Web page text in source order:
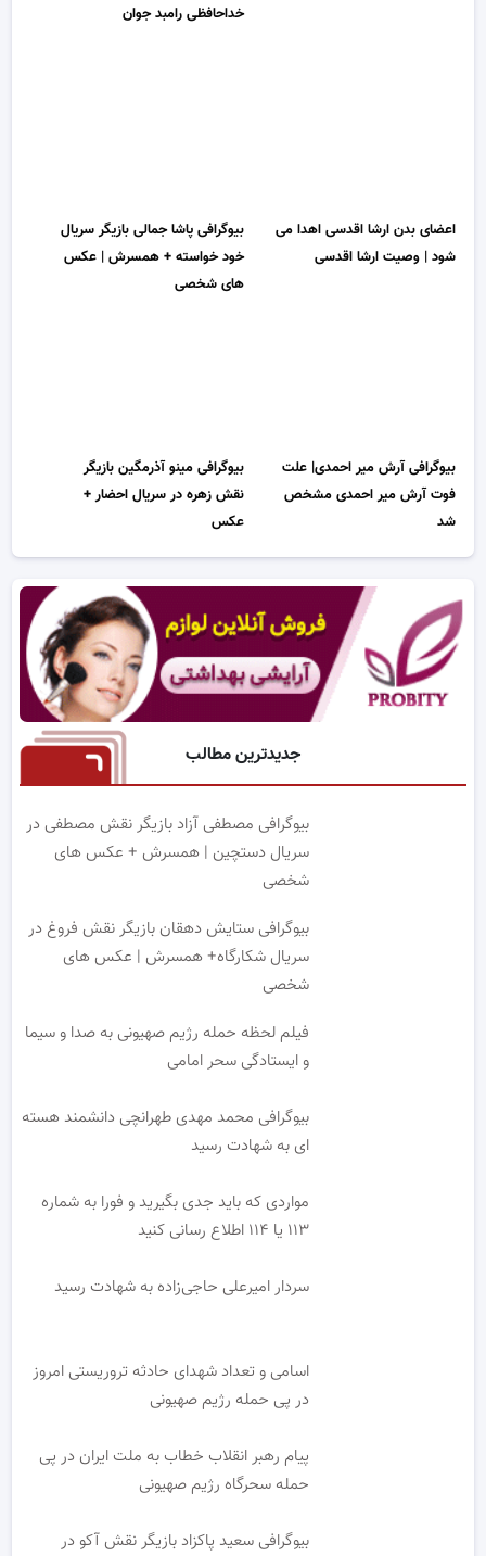
خداحافظی رامبد جوان
اعضای بدن ارشا اقدسی اهدا می
شود | وصیت ارشا اقدسی
بیوگرافی پاشا جمالی بازیگر سریال
خود خواسته + همسرش | عکس
های شخصی
بیوگرافی آرش میر احمدی| علت
فوت آرش میر احمدی مشخص
شد
بیوگرافی مینو آذرمگین بازیگر
نقش زهره در سریال احضار +
عکس
جدیدترین مطالب
بیوگرافی مصطفی آزاد بازیگر نقش مصطفی در
سریال دستچین | همسرش + عکس های
شخصی
بیوگرافی ستایش دهقان بازیگر نقش فروغ در
سریال شکارگاه+ همسرش | عکس های
شخصی
فیلم لحظه حمله رژیم صهیونی به صدا و سیما
و ایستادگی سحر امامی
بیوگرافی محمد مهدی طهرانچی دانشمند هسته
ای به شهادت رسید
مواردی که باید جدی بگیرید و فورا به شماره
۱۱۳ یا ۱۱۴ اطلاع رسانی کنید
سردار امیرعلی حاجی‌زاده به شهادت رسید
اسامی و تعداد شهدای حادثه تروریستی امروز
در پی حمله رژیم صهیونی
پیام رهبر انقلاب خطاب به ملت ایران در پی
حمله سحرگاه رژیم صهیونی
بیوگرافی سعید پاکزاد بازیگر نقش آکو در